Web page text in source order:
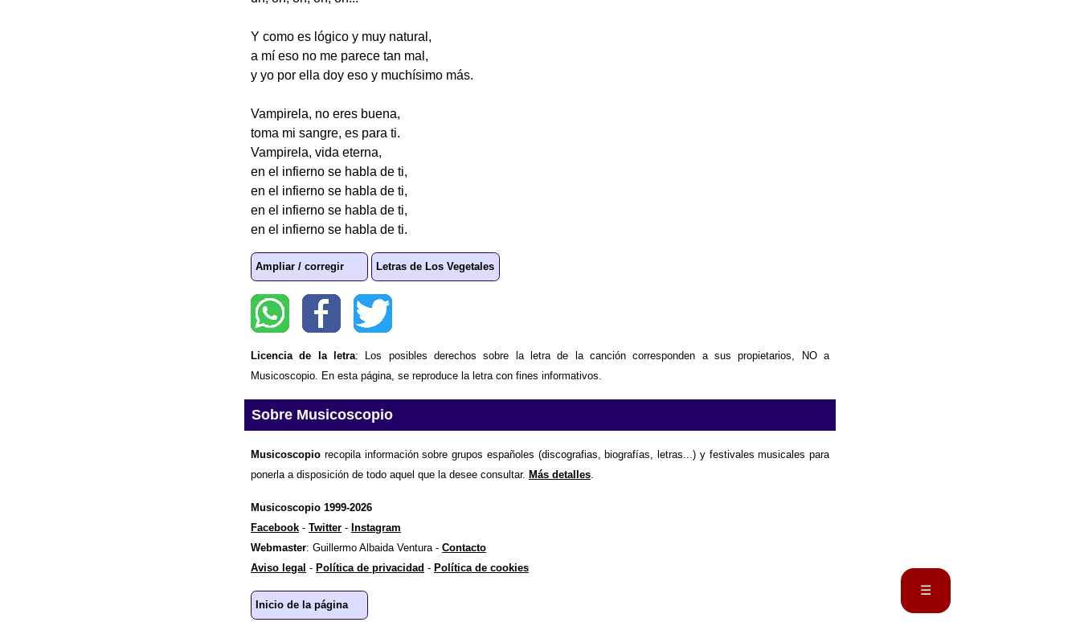
☰
Y como es lógico y muy natural,
a mí eso no me parece tan mal,
y yo por ella doy eso y muchísimo más.
Vampirela, no eres buena,
toma mi sangre, es para ti.
Vampirela, vida eterna,
en el infierno se habla de ti,
en el infierno se habla de ti,
en el infierno se habla de ti,
en el infierno se habla de ti.
Ampliar / corregir Letras de Los Vegetales
Licencia de la letra: Los posibles derechos sobre la letra de la canción corresponden a sus propietarios, NO a
Musicoscopio. En esta página, se reproduce la letra con fines informativos.
Sobre Musicoscopio
Musicoscopio recopila información sobre grupos españoles (discografias, biografías, letras...) y festivales musicales para
ponerla a disposición de todo aquel que la desee consultar. Más detalles
Musicoscopio 1999-2026
Facebook - Twitter - Instagram
Webmaster: Guillermo Albaida Ventura - Contacto
Aviso legal - Política de privacidad - Política de cookies
Inicio de la página